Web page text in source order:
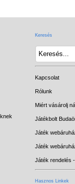
Keresés
Kapcsolat
Rólunk
Miért vásárolj
Játékbolt
Játék
Játék
Játék rendelés
Hasznos Linkek